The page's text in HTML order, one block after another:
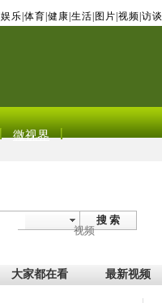
娱乐 体育 健康 生活 图片 视频 访谈
微视界
搜 索
视频
大家都在看 最新视频